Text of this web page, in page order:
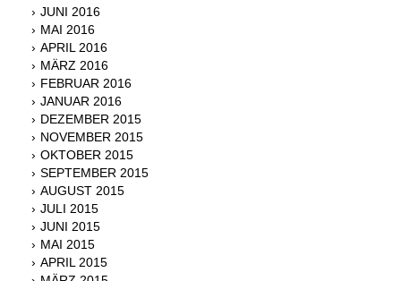
JUNI 2016
MAI 2016
APRIL 2016
MÄRZ 2016
FEBRUAR 2016
JANUAR 2016
DEZEMBER 2015
NOVEMBER 2015
OKTOBER 2015
SEPTEMBER 2015
AUGUST 2015
JULI 2015
JUNI 2015
MAI 2015
APRIL 2015